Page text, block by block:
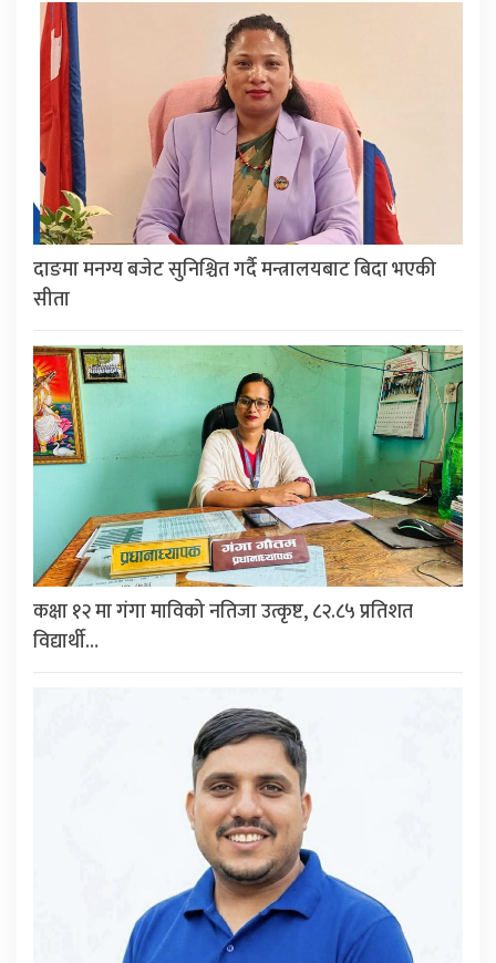
दाङमा मनग्य बजेट सुनिश्चित गर्दै मन्त्रालयबाट बिदा भएकी
सीता
कक्षा १२ मा गंगा माविको नतिजा उत्कृष्ट, ८२.८५ प्रतिशत
विद्यार्थी…